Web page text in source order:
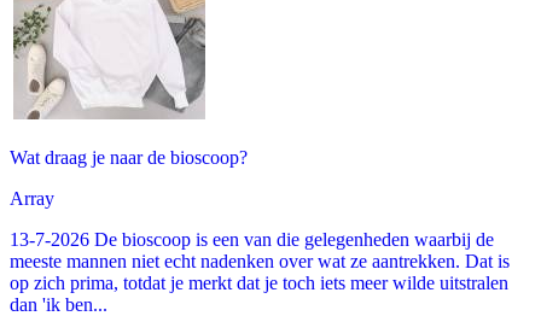
Wat draag je naar de bioscoop?
Array
13-7-2026 De bioscoop is een van die gelegenheden waarbij de
meeste mannen niet echt nadenken over wat ze aantrekken. Dat is
op zich prima, totdat je merkt dat je toch iets meer wilde uitstralen
dan 'ik ben...